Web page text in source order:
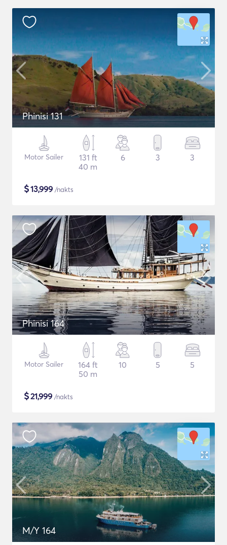
Phinisi 131
Motor Sailer
131 ft
40 m
6 3 3
$13,999 /nakts
Phinisi 164
Motor Sailer
164 ft
50 m
10 5 5
$21,999 /nakts
M/Y 164